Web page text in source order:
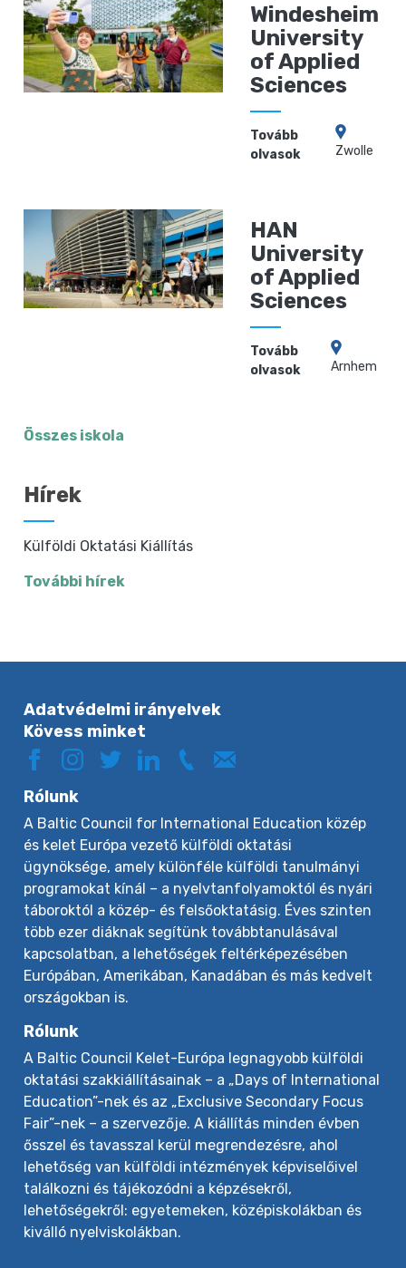
Windesheim
University
of Applied
Sciences
Tovább
olvasok
Zwolle
HAN
University
of Applied
Sciences
Tovább
olvasok
Arnhem
Összes iskola
Hírek
Külföldi Oktatási Kiállítás
További hírek
Adatvédelmi irányelvek
Kövess minket
Rólunk
A Baltic Council for International Education közép
és kelet Európa vezető külföldi oktatási
ügynöksége, amely különféle külföldi tanulmányi
programokat kínál – a nyelvtanfolyamoktól és nyári
táboroktól a közép- és felsőoktatásig. Éves szinten
több ezer diáknak segítünk továbbtanulásával
kapcsolatban, a lehetőségek feltérképezésében
Európában, Amerikában, Kanadában és más kedvelt
országokban is.
Rólunk
A Baltic Council Kelet-Európa legnagyobb külföldi
oktatási szakkiállításainak – a „Days of International
Education”-nek és az „Exclusive Secondary Focus
Fair”-nek – a szervezője. A kiállítás minden évben
ősszel és tavasszal kerül megrendezésre, ahol
lehetőség van külföldi intézmények képviselőivel
találkozni és tájékozódni a képzésekről,
lehetőségekről: egyetemeken, középiskolákban és
kiválló nyelviskolákban.